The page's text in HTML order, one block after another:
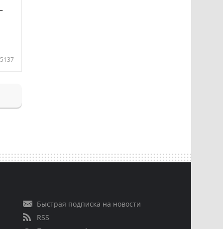
5137
Быстрая подписка на новости
RSS